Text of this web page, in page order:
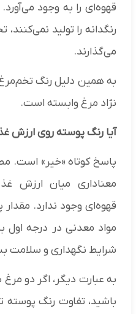
قهوه‌ای را به وجود
رنگدانه را تولید
می‌گذارند.
به همین دلیل رنگ
نژاد مرغ وابسته است.
آیا رنگ پوسته روی ارزش
پاسخ کوتاه «خیر» است.
معناداری میان ارزش
قهوه‌ای وجود ندارد. مقدار
مواد معدنی در درجه اول
شرایط نگهداری و سلامت
به عبارت دیگر، اگر دو
باشید، تفاوت رنگ